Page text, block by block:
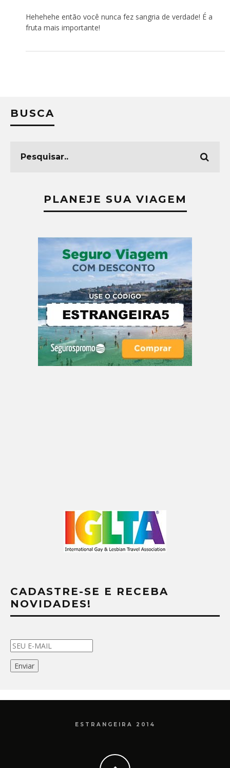
Hehehehe então você nunca fez sangria de verdade! É a
fruta mais importante!
BUSCA
PLANEJE SUA VIAGEM
CADASTRE-SE E RECEBA
NOVIDADES!
ESTRANGEIRA 2014